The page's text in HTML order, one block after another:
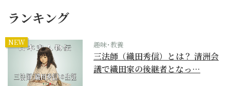
ランキング
NEW 趣味･教養
三法師（織田秀信）とは？ 清洲会
議で織田家の後継者となっ…